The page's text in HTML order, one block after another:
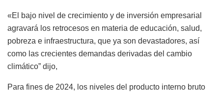
«El bajo nivel de crecimiento y de inversión empresarial
agravará los retrocesos en materia de educación, salud,
pobreza e infraestructura, que ya son devastadores, así
como las crecientes demandas derivadas del cambio
climático” dijo,
Para fines de 2024, los niveles del producto interno bruto